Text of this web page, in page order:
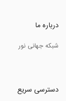
درباره ما
شبکه جهانی نور
دسترسی سریع